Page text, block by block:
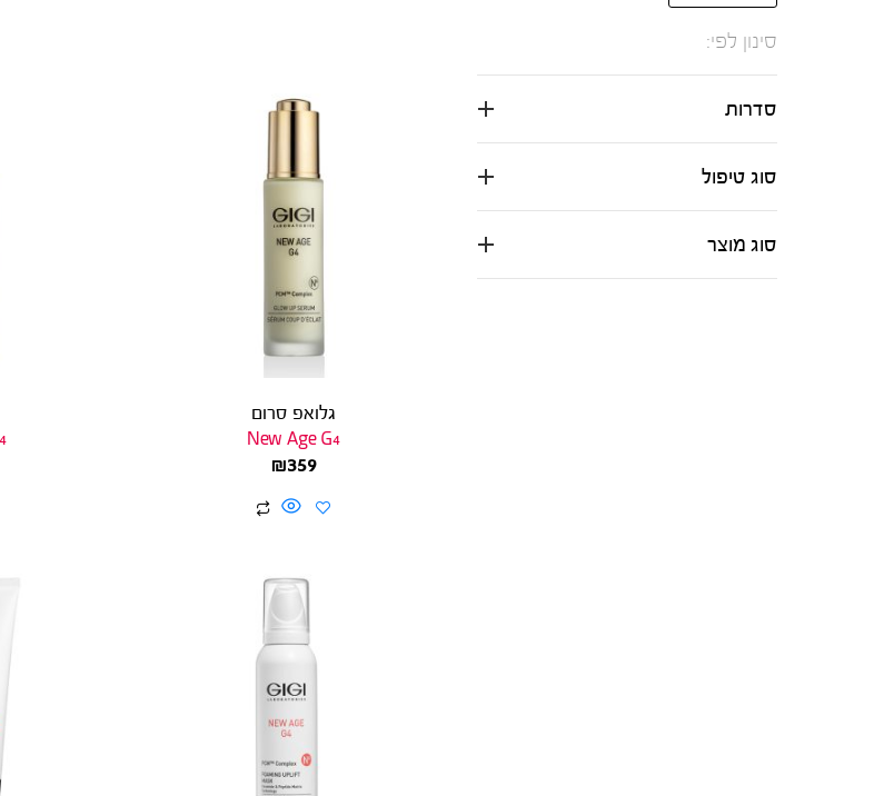
סינון לפי:
סדרות
סוג טיפול
סוג מוצר
גלואפ סרום
New Age G4
₪359